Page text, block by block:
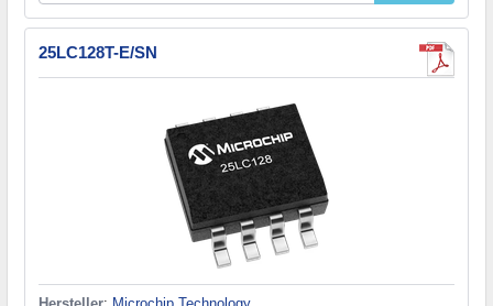
25LC128T-E/SN